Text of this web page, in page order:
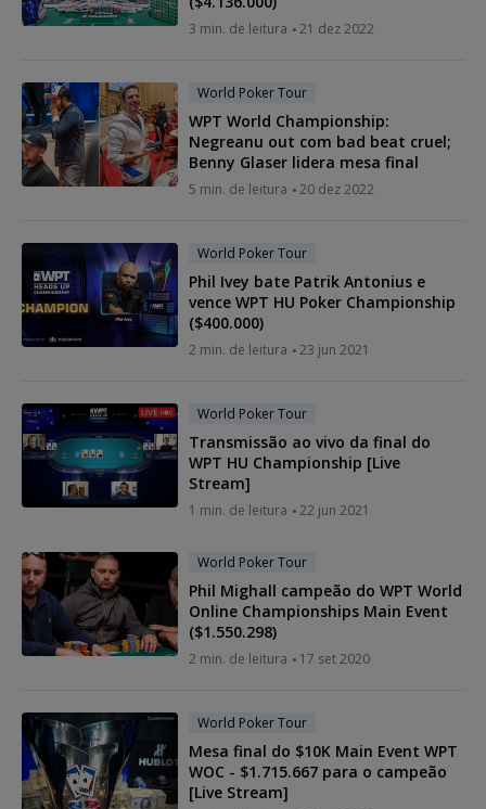
3 min. de leitura 21 dez 2022
World Poker Tour
WPT World Championship:
Negreanu out com bad beat cruel;
Benny Glaser lidera mesa final
5 min. de leitura 20 dez 2022
World Poker Tour
Phil Ivey bate Patrik Antonius e
vence WPT HU Poker Championship
($400.000)
2 min. de leitura 23 jun 2021
World Poker Tour
Transmissão ao vivo da final do
WPT HU Championship [Live
Stream]
1 min. de leitura 22 jun 2021
World Poker Tour
Phil Mighall campeão do WPT World
Online Championships Main Event
($1.550.298)
2 min. de leitura 17 set 2020
World Poker Tour
Mesa final do $10K Main Event WPT
WOC - $1.715.667 para o campeão
[Live Stream]